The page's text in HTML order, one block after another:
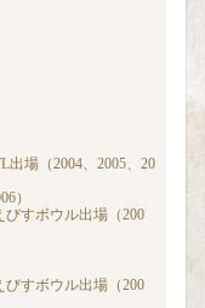
出場（2004、2005、20
）
すボウル出場（200
すボウル出場（200